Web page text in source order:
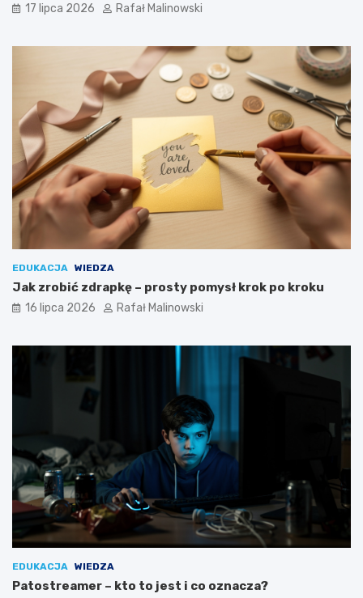
17 lipca 2026 Rafał Malinowski
EDUKACJA WIEDZA
Jak zrobić zdrapkę – prosty pomysł krok po kroku
16 lipca 2026 Rafał Malinowski
EDUKACJA WIEDZA
Patostreamer – kto to jest i co oznacza?